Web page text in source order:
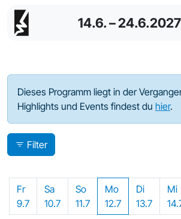
14.6. – 24.6.2027
Programm - 2021
Dieses Programm liegt in der
Highlights und Events findest du hier.
Filter
Fr
9.7
Sa
10.7
So
11.7
Mo
12.7
Di
13.7
Mi